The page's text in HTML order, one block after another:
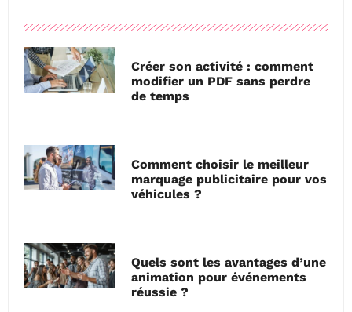
Créer son activité : comment
modifier un PDF sans perdre
de temps
Comment choisir le meilleur
marquage publicitaire pour vos
véhicules ?
Quels sont les avantages d’une
animation pour événements
réussie ?